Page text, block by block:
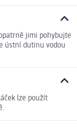
jimi pohybujte
ústní dutinu vodou
lze použít